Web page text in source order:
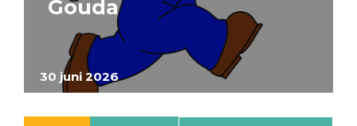
30 juni 2026
Gouda